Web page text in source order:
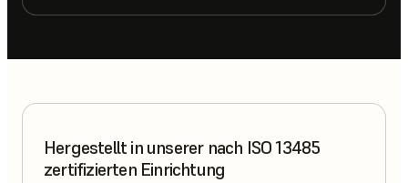
Hergestellt in unserer nach ISO 13485
zertifizierten Einrichtung